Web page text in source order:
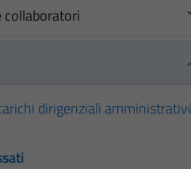
collaboratori
dirigenziali amministrativi